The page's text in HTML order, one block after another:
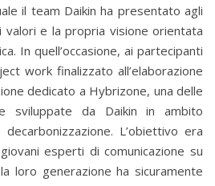
il team Daikin ha presentato agli
valori e la propria visione orientata
In quell’occasione, ai partecipanti
work finalizzato all’elaborazione
dedicato a Hybrizone, una delle
sviluppate da Daikin in ambito
L’obiettivo era
esperti di comunicazione su
loro generazione ha sicuramente